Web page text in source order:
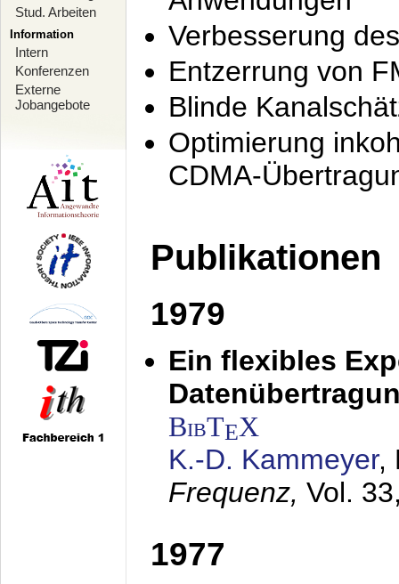
Stud. Arbeiten
Information
Intern
Konferenzen
Externe
Jobangebote
Verbesserung
Entzerrung von
Blinde
Optimierung
CDMA-
Publikationen
1979
Ein flexibles
BibTEX
K.-D. Kammeyer,
Frequenz, Vol.
1977